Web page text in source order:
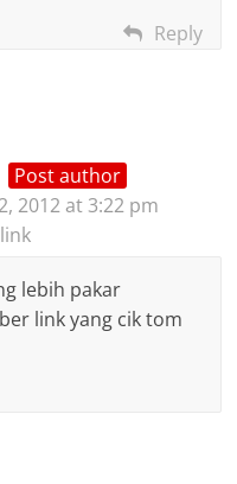
Reply
Post author
2012 at 3:22 pm
lebih pakar
link yang cik tom